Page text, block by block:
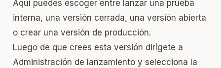
Aquí puedes escoger entre lanzar una prueba
interna, una versión cerrada, una versión abierta
o crear una versión de producción.
Luego de que crees esta versión dirígete a
Administración de lanzamiento y selecciona la